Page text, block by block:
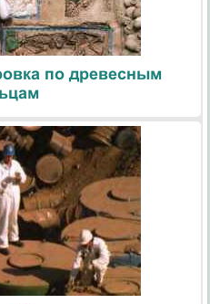
по древесным